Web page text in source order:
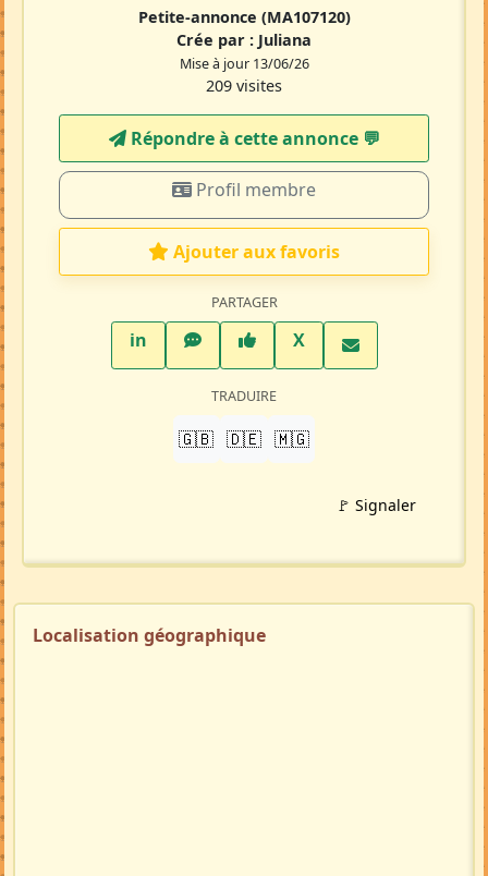
Petite-annonce (MA107120)
Crée par : Juliana
Mise à jour 13/06/26
209 visites
Répondre à cette annonce 💬​
Profil membre
Ajouter aux favoris
PARTAGER
inLinkedInWhatsAppFacebook
XTwitter X
TRADUIRE
🇬🇧 🇩🇪 🇲🇬
🚩 Signaler
Localisation géographique